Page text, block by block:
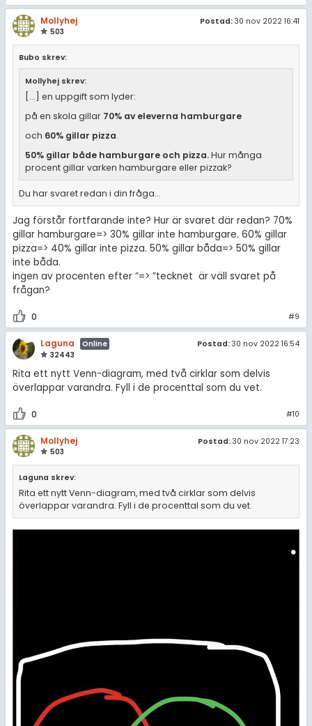
Mollyhej
503
Postad: 30 nov 2022 16:41
Bubo skrev:
Mollyhej skrev:
[...] en uppgift som lyder:
på en skola gillar 70% av eleverna hamburgare
och 60% gillar pizza.
50% gillar både hamburgare och pizza.Hur många
procent gillar varken hamburgare eller pizzak?
Du har svaret redan i din fråga...
Jag förstår fortfarande inte? Hur är svaret där redan? 70%
gillar hamburgare=> 30% gillar inte hamburgare. 60% gillar
pizza=> 40% gillar inte pizza. 50% gillar båda=> 50% gillar
inte båda.
ingen av procenten efter ”=> ”tecknet är väll svaret på
frågan?
0 #9
Laguna
Online
32443
Postad: 30 nov 2022 16:54
Rita ett nytt Venn-diagram, med två cirklar som delvis
överlappar varandra. Fyll i de procenttal som du vet.
0 #10
Mollyhej
503
Postad: 30 nov 2022 17:23
Laguna skrev:
Rita ett nytt Venn-diagram, med två cirklar som delvis
överlappar varandra. Fyll i de procenttal som du vet.